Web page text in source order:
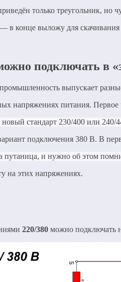
только треугольник, но
в конце выложу для
подключать в
выпускает
напряжениях питания. Первое
стандарт 230/400 или 240/
подключения 380 В. В
путаница, и нужно об этом
на этих напряжениях.
220/380 можно подключать